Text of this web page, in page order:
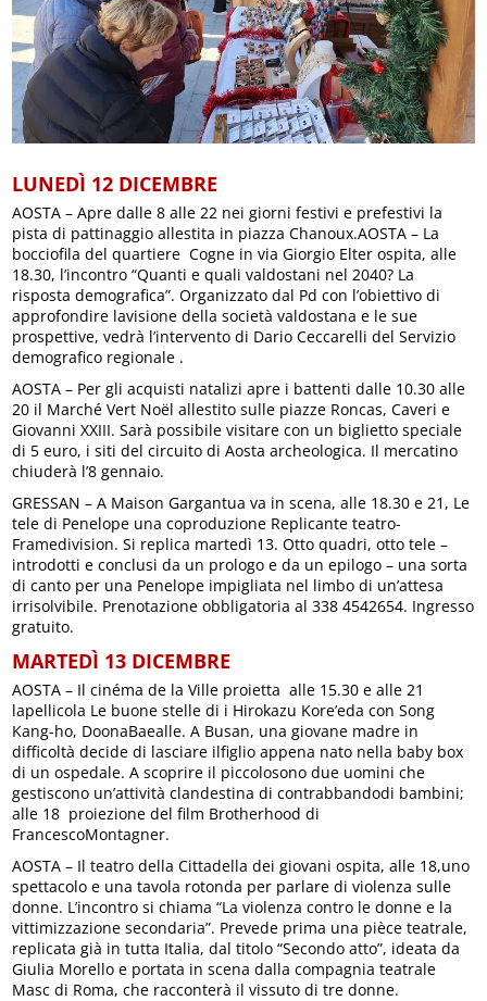
LUNEDÌ 12 DICEMBRE
AOSTA – Apre dalle 8 alle 22 nei giorni festivi e prefestivi la
pista di pattinaggio allestita in piazza Chanoux.AOSTA – La
bocciofila del quartiere Cogne in via Giorgio Elter ospita, alle
18.30, l’incontro “Quanti e quali valdostani nel 2040? La
risposta demografica”. Organizzato dal Pd con l’obiettivo di
approfondire lavisione della società valdostana e le sue
prospettive, vedrà l’intervento di Dario Ceccarelli del Servizio
demografico regionale .
AOSTA – Per gli acquisti natalizi apre i battenti dalle 10.30 alle
20 il Marché Vert Noël allestito sulle piazze Roncas, Caveri e
Giovanni XXIII. Sarà possibile visitare con un biglietto speciale
di 5 euro, i siti del circuito di Aosta archeologica. Il mercatino
chiuderà l’8 gennaio.
GRESSAN – A Maison Gargantua va in scena, alle 18.30 e 21, Le
tele di Penelope una coproduzione Replicante teatro-
Framedivision. Si replica martedì 13. Otto quadri, otto tele –
introdotti e conclusi da un prologo e da un epilogo – una sorta
di canto per una Penelope impigliata nel limbo di un’attesa
irrisolvibile. Prenotazione obbligatoria al 338 4542654. Ingresso
gratuito.
MARTEDÌ 13 DICEMBRE
AOSTA – Il cinéma de la Ville proietta alle 15.30 e alle 21
lapellicola Le buone stelle di i Hirokazu Kore’eda con Song
Kang-ho, DoonaBaealle. A Busan, una giovane madre in
difficoltà decide di lasciare ilfiglio appena nato nella baby box
di un ospedale. A scoprire il piccolosono due uomini che
gestiscono un’attività clandestina di contrabbandodi bambini;
alle 18 proiezione del film Brotherhood di
FrancescoMontagner.
AOSTA – Il teatro della Cittadella dei giovani ospita, alle 18,uno
spettacolo e una tavola rotonda per parlare di violenza sulle
donne. L’incontro si chiama “La violenza contro le donne e la
vittimizzazione secondaria”. Prevede prima una pièce teatrale,
replicata già in tutta Italia, dal titolo “Secondo atto”, ideata da
Giulia Morello e portata in scena dalla compagnia teatrale
Masc di Roma, che racconterà il vissuto di tre donne.